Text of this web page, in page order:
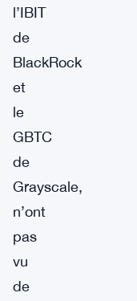
l’IBIT
de
BlackRock
et
le
GBTC
de
Grayscale,
n’ont
pas
vu
de